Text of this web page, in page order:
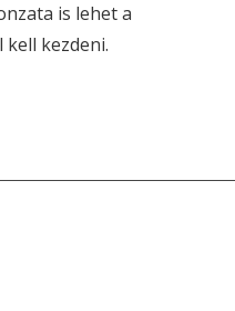
is lehet a
kezdeni.